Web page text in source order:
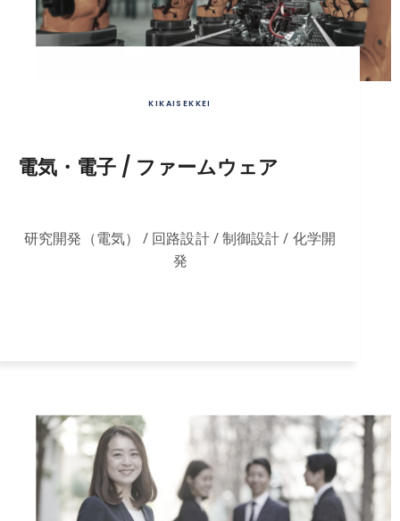
KIKAISEKKEI
電気・電子 / ファームウェア
研究開発（電気） / 回路設計 / 制御設計 / 化学開
発